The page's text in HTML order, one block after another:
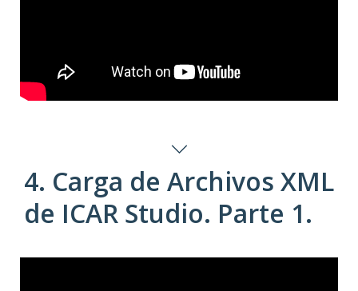
4. Carga de Archivos XML
de ICAR Studio. Parte 1.